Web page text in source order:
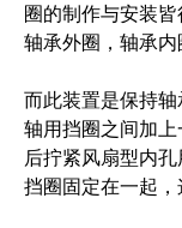
圈的制作与安装
轴承外圈，轴承内
而此装置是保持
轴用挡圈之间加
后拧紧风扇型内
挡圈固定在一起，